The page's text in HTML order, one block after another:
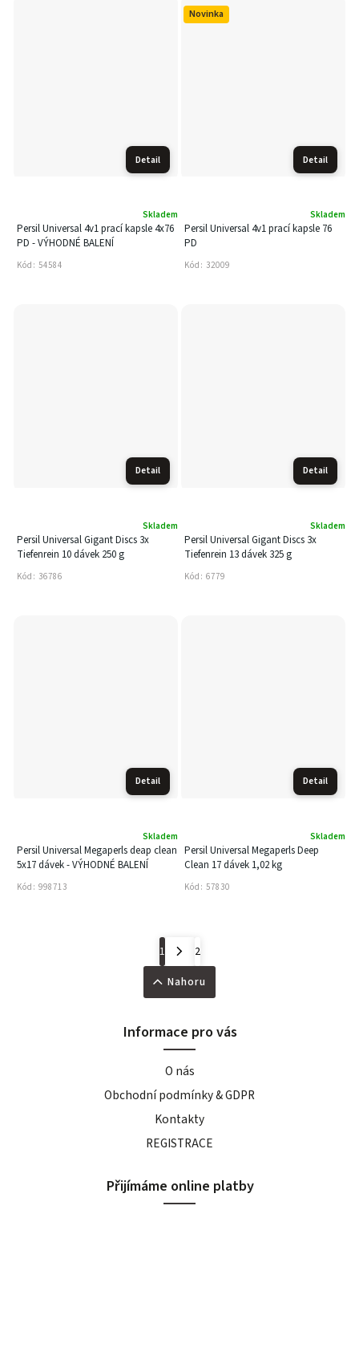
Detail
Persil Universal 4v1 prací kapsle 4x76
PD - VÝHODNÉ BALENÍ
Skladem
Kód: 54584
Novinka
Detail
Persil Universal 4v1 prací kapsle 76
PD
Skladem
Kód: 32009
Detail
Persil Universal Gigant Discs 3x
Tiefenrein 10 dávek 250 g
Skladem
Kód: 36786
Detail
Persil Universal Gigant Discs 3x
Tiefenrein 13 dávek 325 g
Skladem
Kód: 6779
Detail
Persil Universal Megaperls deap clean
5x17 dávek - VÝHODNÉ BALENÍ
Skladem
Kód: 998713
Detail
Persil Universal Megaperls Deep
Clean 17 dávek 1,02 kg
Skladem
Kód: 57830
1
2
Nahoru
Informace pro vás
O nás
Obchodní podmínky & GDPR
Kontakty
REGISTRACE
Přijímáme online platby